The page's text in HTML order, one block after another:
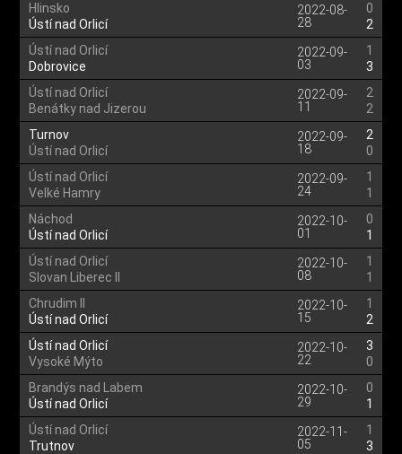
Hlinsko
Ústí nad Orlicí
2022-08-
28
0
2
Ústí nad Orlicí
Dobrovice
2022-09-
03
1
3
Ústí nad Orlicí
Benátky nad Jizerou
2022-09-
11
2
2
Turnov
Ústí nad Orlicí
2022-09-
18
2
0
Ústí nad Orlicí
Velké Hamry
2022-09-
24
1
1
Náchod
Ústí nad Orlicí
2022-10-
01
0
1
Ústí nad Orlicí
Slovan Liberec II
2022-10-
08
1
1
Chrudim II
Ústí nad Orlicí
2022-10-
15
1
2
Ústí nad Orlicí
Vysoké Mýto
2022-10-
22
3
0
Brandýs nad Labem
Ústí nad Orlicí
2022-10-
29
0
1
Ústí nad Orlicí
Trutnov
2022-11-
05
1
3